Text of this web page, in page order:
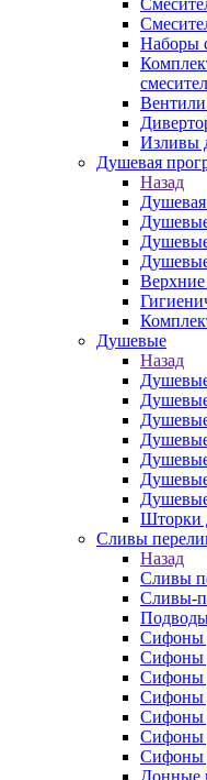
Наборы
Вентили
Изливы
Душевая
Назад
Душевые
Назад
Шторки
Сливы
Назад
Сливы
Сливы-
Сифоны
Сифоны
Сифоны
Сифоны
Сифоны
Сифоны
Сифоны
Донные